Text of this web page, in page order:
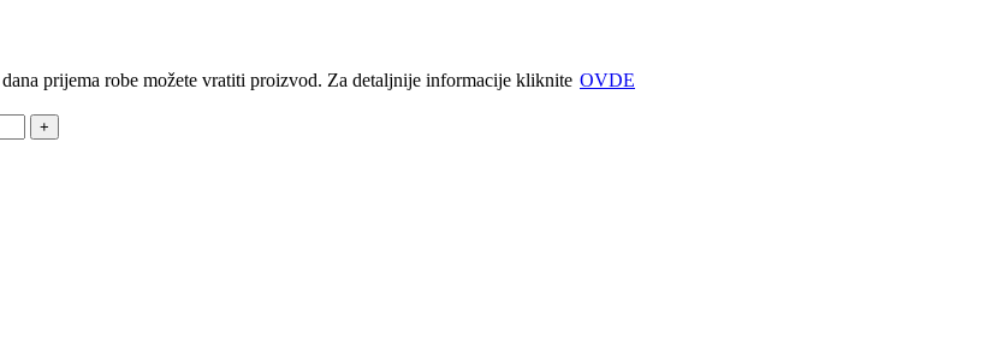
prijema robe možete vratiti proizvod. Za detaljnije informacije kliknite OVDE